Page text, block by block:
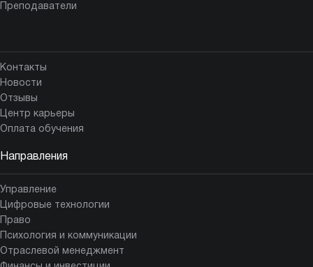
Преподаватели
Контакты
Новости
Отзывы
Центр карьеры
Оплата обучения
Направления
Управление
Цифровые технологии
Право
Психология и коммуникации
Отраслевой менеджмент